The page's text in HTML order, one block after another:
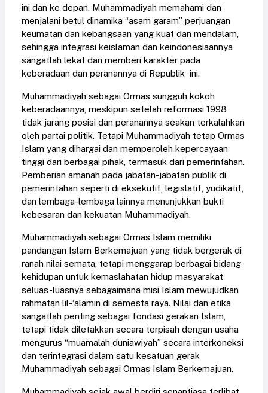
ini dan ke depan. Muhammadiyah memahami dan
menjalani betul dinamika “asam garam” perjuangan
keumatan dan kebangsaan yang kuat dan mendalam,
sehingga integrasi keislaman dan keindonesiaannya
sangatlah lekat dan memberi karakter pada
keberadaan dan peranannya di Republik ini.
Muhammadiyah sebagai Ormas sungguh kokoh
keberadaannya, meskipun setelah reformasi 1998
tidak jarang posisi dan peranannya seakan terkalahkan
oleh partai politik. Tetapi Muhammadiyah tetap Ormas
Islam yang dihargai dan memperoleh kepercayaan
tinggi dari berbagai pihak, termasuk dari pemerintahan.
Pemberian amanah pada jabatan-jabatan publik di
pemerintahan seperti di eksekutif, legislatif, yudikatif,
dan lembaga-lembaga lainnya menunjukkan bukti
kebesaran dan kekuatan Muhammadiyah.
Muhammadiyah sebagai Ormas Islam memiliki
pandangan Islam Berkemajuan yang tidak bergerak di
ranah nilai semata, tetapi menggarap berbagai bidang
kehidupan untuk kemaslahatan hidup masyarakat
seluas-luasnya sebagaimana misi Islam mewujudkan
rahmatan lil-‘alamin di semesta raya. Nilai dan etika
sangatlah penting sebagai fondasi gerakan Islam,
tetapi tidak diletakkan secara terpisah dengan usaha
mengurus “muamalah duniawiyah” secara interkoneksi
dan terintegrasi dalam satu kesatuan gerak
Muhammadiyah sebagai Ormas Islam Berkemajuan.